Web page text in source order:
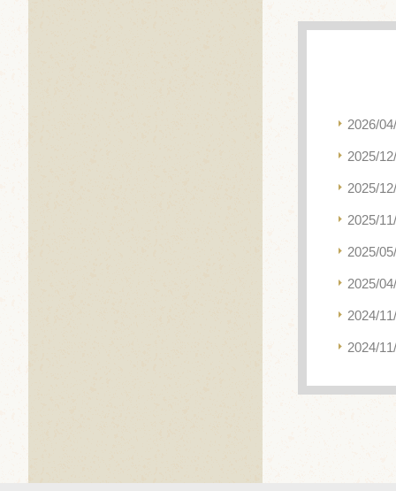
2026/
2025/
2025/
2025/
2025/
2025/
2024/
2024/